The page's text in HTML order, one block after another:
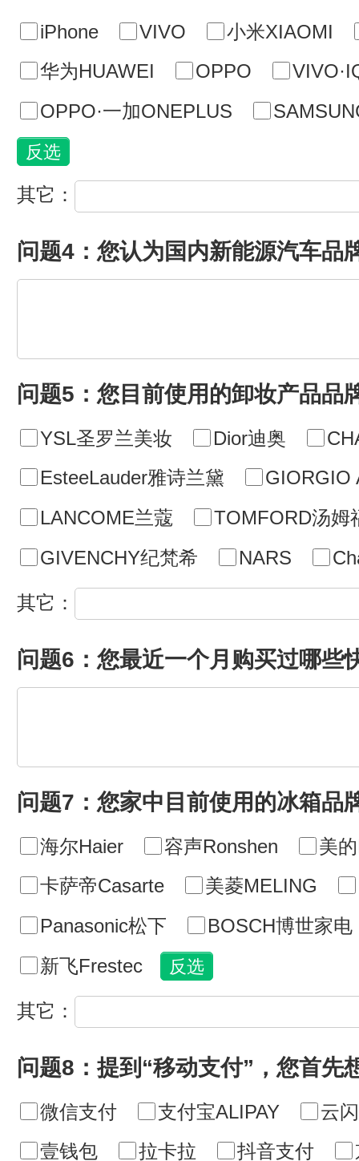
iPhone VIVO
小米XIAOMI
华为HUAWEI
OPPO
OPPO·一加ONEPLUS
其它：
问题4：您认为国内新能源汽车品
问题5：您目前使用的卸妆产品品
YSL圣罗兰美妆 Dior迪奥
EsteeLauder雅诗兰黛
GIORGIO
LANCOME兰蔻
TOMFORD汤姆
GIVENCHY纪梵希
NARS
其它：
问题6：您最近一个月购买过哪些
问题7：您家中目前使用的冰箱品
海尔Haier 容声Ronshen
美
卡萨帝Casarte
美菱MELING
Panasonic松下
BOSCH博世家电
新飞Frestec
其它：
问题8：提到“移动支付”，您首先
微信支付 支付宝ALIPAY
云
壹钱包
拉卡拉 抖音支付